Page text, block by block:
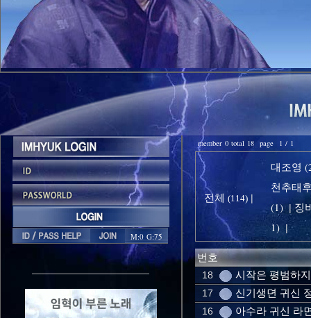
M:0 G:75
member 0 total 18 page 1 / 1
전체 (114) |
대조영
천추태
(1) | 징
1) |
번호
18 시작은 평범하
17 신기생뎐 귀신
16 아수라 귀신 라